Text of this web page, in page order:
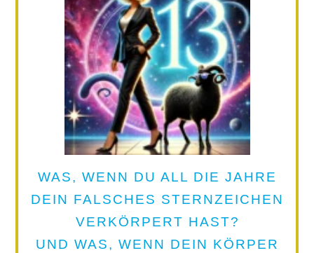
WAS, WENN DU ALL DIE JAHRE
DEIN FALSCHES STERNZEICHEN
VERKÖRPERT HAST?
UND WAS, WENN DEIN KÖRPER